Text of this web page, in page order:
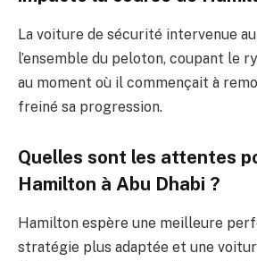
La voiture de sécurité intervenue
l’ensemble du peloton, coupant le
au moment où il commençait à
freiné sa progression.
Quelles sont les attentes
Hamilton à Abu Dhabi ?
Hamilton espère une meilleure
stratégie plus adaptée et une